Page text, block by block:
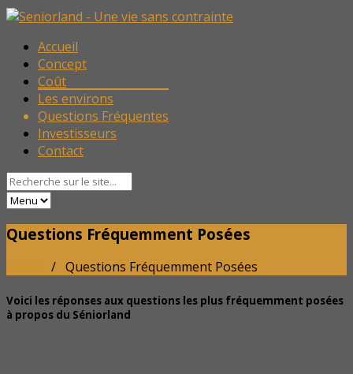
Accueil
Concept
Coût
Les environs
Questions Fréquentes
Investisseurs
Contact
Questions Fréquemment Posées
/ Questions Fréquemment Posées
Voici les réponses aux questions les plus fréquemment posées
à propos du Séniorland